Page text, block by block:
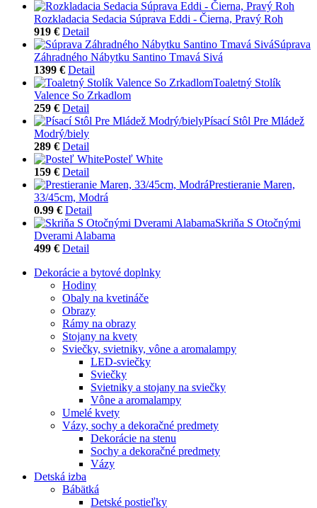
Rozkladacia Sedacia Súprava Eddi - Čierna, Pravý Roh
919 € Detail
Súprava
Záhradného Nábytku Santino Tmavá Sivá
1399 € Detail
Toaletný Stolík
Valence So Zrkadlom
259 € Detail
Písací Stôl Pre Mládež
Modrý/biely
289 € Detail
Posteľ White
159 € Detail
Prestieranie Maren,
33/45cm, Modrá
0.99 € Detail
Skriňa S Otočnými
Dverami Alabama
499 € Detail
Dekorácie a bytové doplnky
Hodiny
Obaly na kvetináče
Obrazy
Rámy na obrazy
Stojany na kvety
Sviečky, svietniky, vône a aromalampy
LED-sviečky
Sviečky
Svietniky a stojany na sviečky
Vône a aromalampy
Umelé kvety
Vázy, sochy a dekoračné predmety
Dekorácie na stenu
Sochy a dekoračné predmety
Vázy
Detská izba
Bábätká
Detské postieľky